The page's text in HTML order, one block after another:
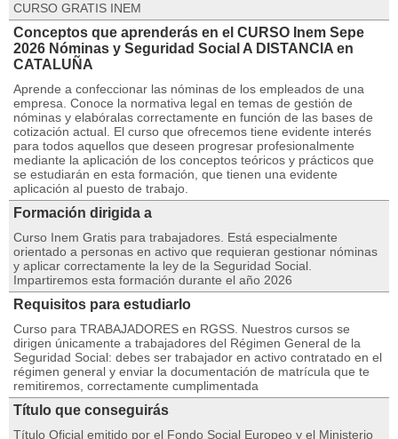
CURSO GRATIS INEM
Conceptos que aprenderás en el CURSO Inem Sepe
2026 Nóminas y Seguridad Social A DISTANCIA en
CATALUÑA
Aprende a confeccionar las nóminas de los empleados de una
empresa. Conoce la normativa legal en temas de gestión de
nóminas y elabóralas correctamente en función de las bases de
cotización actual. El curso que ofrecemos tiene evidente interés
para todos aquellos que deseen progresar profesionalmente
mediante la aplicación de los conceptos teóricos y prácticos que
se estudiarán en esta formación, que tienen una evidente
aplicación al puesto de trabajo.
Formación dirigida a
Curso Inem Gratis para trabajadores. Está especialmente
orientado a personas en activo que requieran gestionar nóminas
y aplicar correctamente la ley de la Seguridad Social.
Impartiremos esta formación durante el año 2026
Requisitos para estudiarlo
Curso para TRABAJADORES en RGSS. Nuestros cursos se
dirigen únicamente a trabajadores del Régimen General de la
Seguridad Social: debes ser trabajador en activo contratado en el
régimen general y enviar la documentación de matrícula que te
remitiremos, correctamente cumplimentada
Título que conseguirás
Título Oficial emitido por el Fondo Social Europeo y el Ministerio